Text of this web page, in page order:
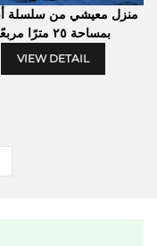
منزل معيشي من سلسلة
بمساحة ٢٥ مترًا مربعًا
VIEW DETAIL